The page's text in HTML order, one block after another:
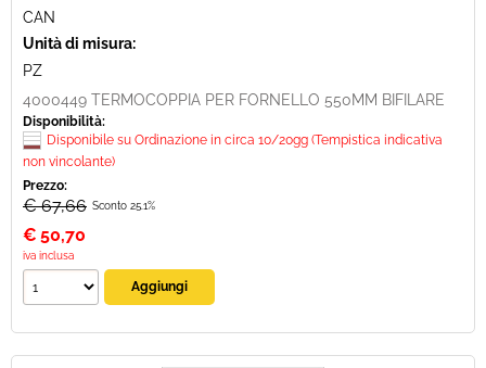
CAN
Unità di misura:
PZ
4000449 TERMOCOPPIA PER FORNELLO 550MM BIFILARE
Disponibilità:
Disponibile su Ordinazione in circa 10/20gg (Tempistica indicativa
non vincolante)
Prezzo:
€ 67,66 Sconto 25.1%
€ 50,70
iva inclusa